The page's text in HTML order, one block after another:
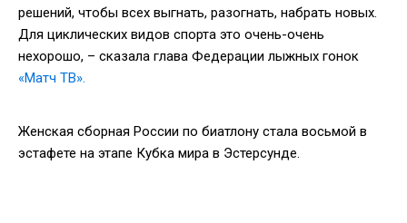
решений, чтобы всех выгнать, разогнать, набрать новых.
Для циклических видов спорта это очень-очень
нехорошо, – сказала глава Федерации лыжных гонок
«Матч ТВ».
Женская сборная России по биатлону стала восьмой в
эстафете на этапе Кубка мира в Эстерсунде.